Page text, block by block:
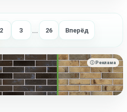
2 3 … 26 Вперёд
ⓘ Реклама